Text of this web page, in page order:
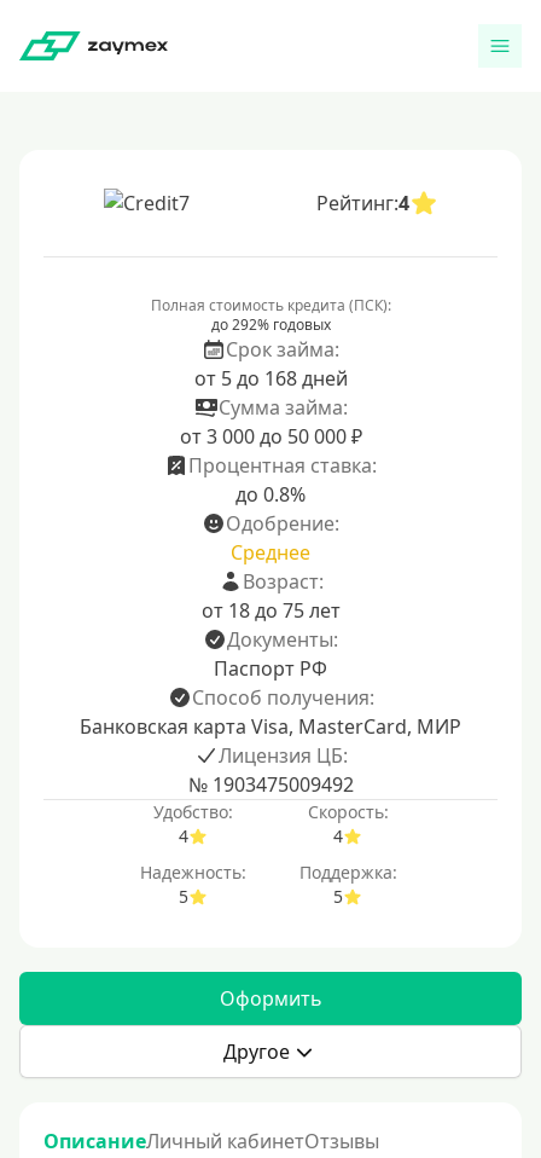
Рейтинг:4
Полная стоимость кредита (ПСК):
до 292% годовых
Срок займа:
от 5 до 168 дней
Сумма займа:
от 3 000 до 50 000 ₽
Процентная ставка:
до 0.8%
Одобрение:
Среднее
Возраст:
от 18 до 75 лет
Документы:
Паспорт РФ
Способ получения:
Банковская карта Visa, MasterCard, МИР
Лицензия ЦБ:
№ 1903475009492
Удобство:
4
Скорость:
4
Надежность:
5
Поддержка:
5
Оформить
Другое
ОписаниеЛичный кабинетОтзывы